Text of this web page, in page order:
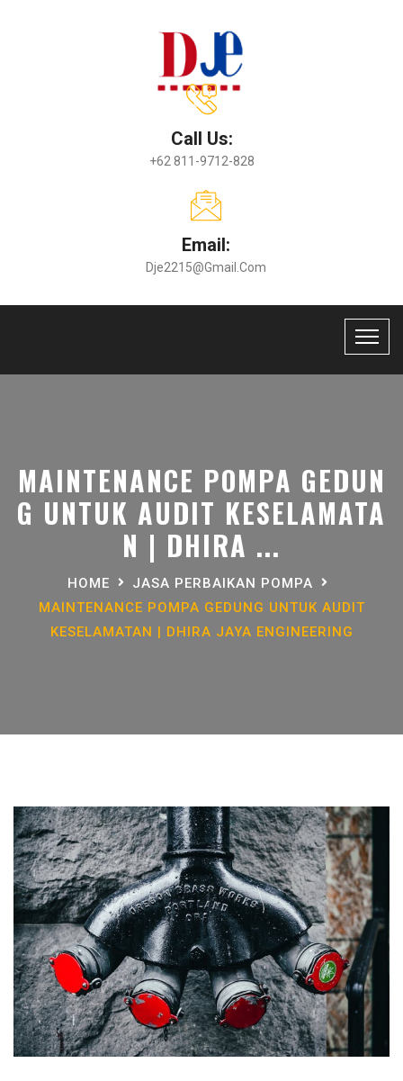
Call Us:
+62 811-9712-828
Email:
Dje2215@gmail.com
MAINTENANCE POMPA GEDUN
G UNTUK AUDIT KESELAMATA
N | DHIRA ...
HOME
JASA PERBAIKAN POMPA
MAINTENANCE POMPA GEDUNG UNTUK AUDIT
KESELAMATAN | DHIRA JAYA ENGINEERING